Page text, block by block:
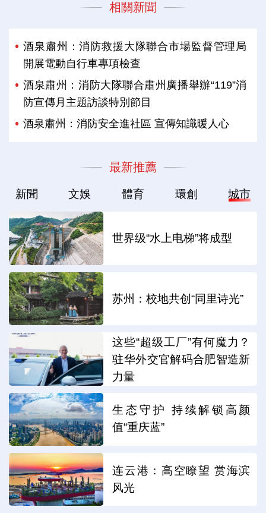
相關新聞
酒泉肅州：消防救援大隊聯合市場監督管理局
開展電動自行車專項檢查
酒泉肅州：消防大隊聯合肅州廣播舉辦“119”消
防宣傳月主題訪談特別節目
酒泉肅州：消防安全進社區 宣傳知識暖人心
最新推薦
新聞 文娛 體育 環創 城市
世界级“水上电梯”将成型
苏州：校地共创“同里诗光”
这些“超级工厂”有何魔力？
驻华外交官解码合肥智造新
力量
生态守护 持续解锁高颜
值“重庆蓝”
连云港：高空瞭望 赏海滨
风光